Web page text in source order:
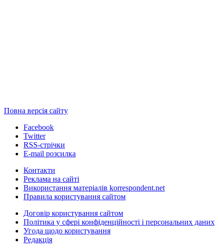
Повна версія сайту
Facebook
Twitter
RSS-стрічки
E-mail розсилка
Контакти
Реклама на сайті
Використання матеріалів korrespondent.net
Правила користування сайтом
Договір користування сайтом
Політика у сфері конфіденційності і персональних даних
Угода щодо користування
Редакція